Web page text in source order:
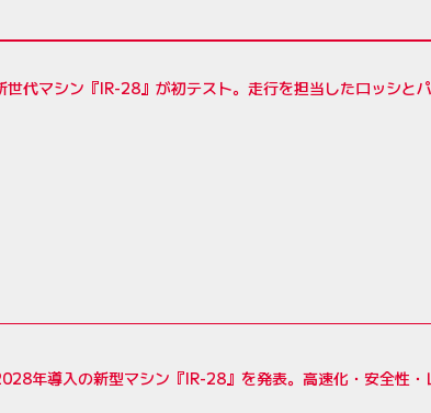
世代マシン『IR-28』が初テスト。走行を担当したロッシと
年導入の新型マシン『IR-28』を発表。高速化・安全性